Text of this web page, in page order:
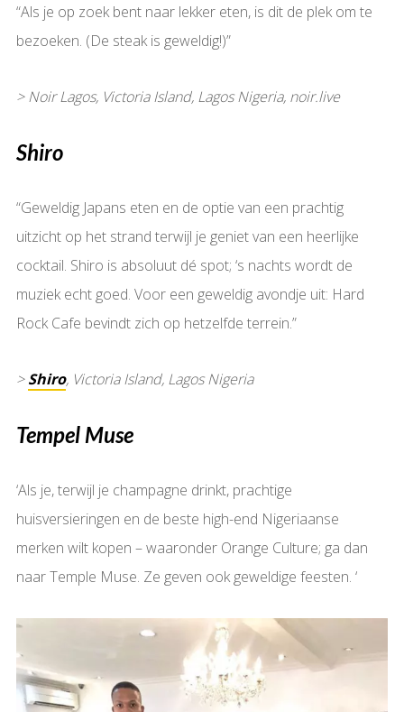
“Als je op zoek bent naar lekker eten, is dit de plek om te
bezoeken. (De steak is geweldig!)”
> Noir Lagos, Victoria Island, Lagos Nigeria, noir.live
Shiro
“Geweldig Japans eten en de optie van een prachtig
uitzicht op het strand terwijl je geniet van een heerlijke
cocktail. Shiro is absoluut dé spot; ‘s nachts wordt de
muziek echt goed. Voor een geweldig avondje uit: Hard
Rock Cafe bevindt zich op hetzelfde terrein.”
>Shiro, Victoria Island, Lagos Nigeria
Tempel Muse
‘Als je, terwijl je champagne drinkt, prachtige
huisversieringen en de beste high-end Nigeriaanse
merken wilt kopen – waaronder Orange Culture; ga dan
naar Temple Muse. Ze geven ook geweldige feesten. ‘